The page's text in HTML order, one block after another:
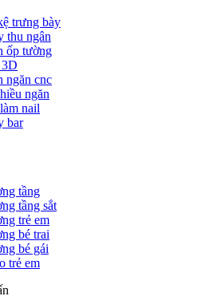
trưng bày
thu ngân
ốp tường
ngăn cnc
ngăn
nail
bar
tầng
tầng sắt
trẻ em
bé trai
bé gái
trẻ em